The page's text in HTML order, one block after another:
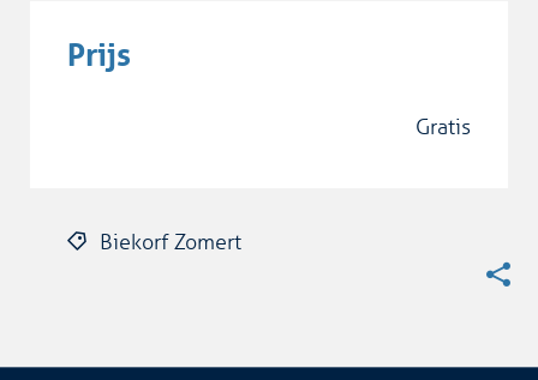
Prijs
gratis
Biekorf Zomert
deze